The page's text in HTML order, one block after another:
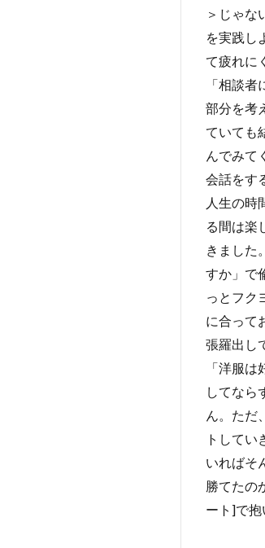
＞じゃな
を実践し
て疲れに
「相談
部分を考
ていても
んでみて
会話をす
人生の時
る間は楽
きました
すか」で
っとフク
に合って
張羅出し
「洋服
してなら
ん。ただ
トして
いればそ
勝てたの
ート]で